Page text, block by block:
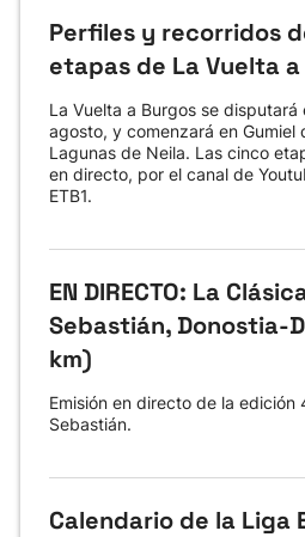
Perfiles y recorridos
etapas de La Vuelta
La Vuelta a Burgos se
agosto, y comenzará en Gumiel
Lagunas de Neila. Las cinco
en directo, por el canal de
ETB1.
EN DIRECTO: La
Sebastián, Donostia-
km)
Emisión en directo de la edición
Sebastián.
Calendario de la Liga